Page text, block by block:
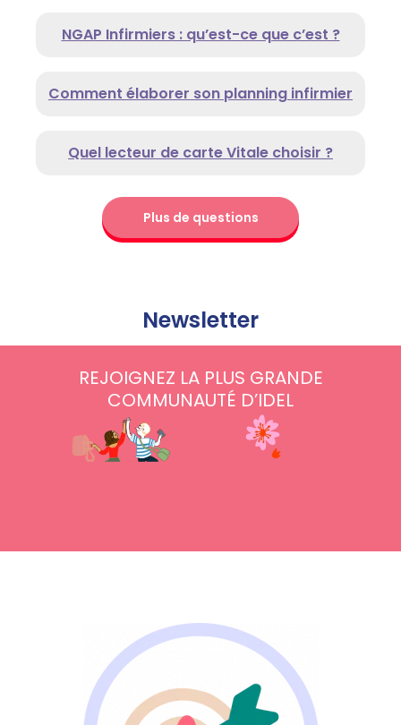
NGAP Infirmiers : qu’est-ce que c’est ?
Comment élaborer son planning infirmier
Quel lecteur de carte Vitale choisir ?
Plus de questions
Newsletter
REJOIGNEZ LA PLUS GRANDE
COMMUNAUTÉ D’IDEL